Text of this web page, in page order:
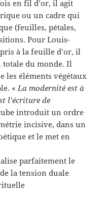
en fil d’or, il agit
ou un cadre qui
(feuilles, pétales,
Pour Louis-
à la feuille d’or, il
du monde. Il
les éléments végétaux
« La modernité est à
l’écriture de
introduit un ordre
incisive, dans un
et le met en
parfaitement le
la tension duale